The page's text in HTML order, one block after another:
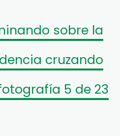
sobre la
cruzando
5 de 23